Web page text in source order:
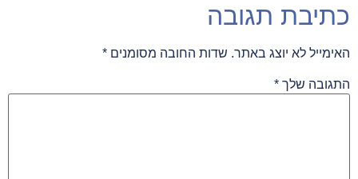
כתיבת תגובה
האימייל לא יוצג באתר. שדות החובה מסומנים *
התגובה שלך *